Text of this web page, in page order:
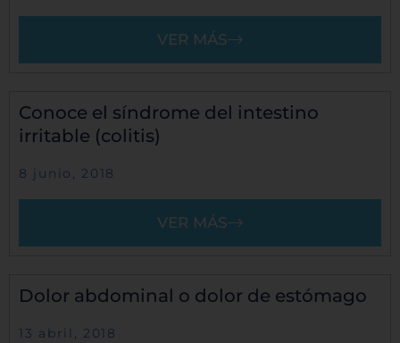
VER MÁS
Conoce el síndrome del intestino
irritable (colitis)
8 junio, 2018
VER MÁS
Dolor abdominal o dolor de estómago
13 abril, 2018